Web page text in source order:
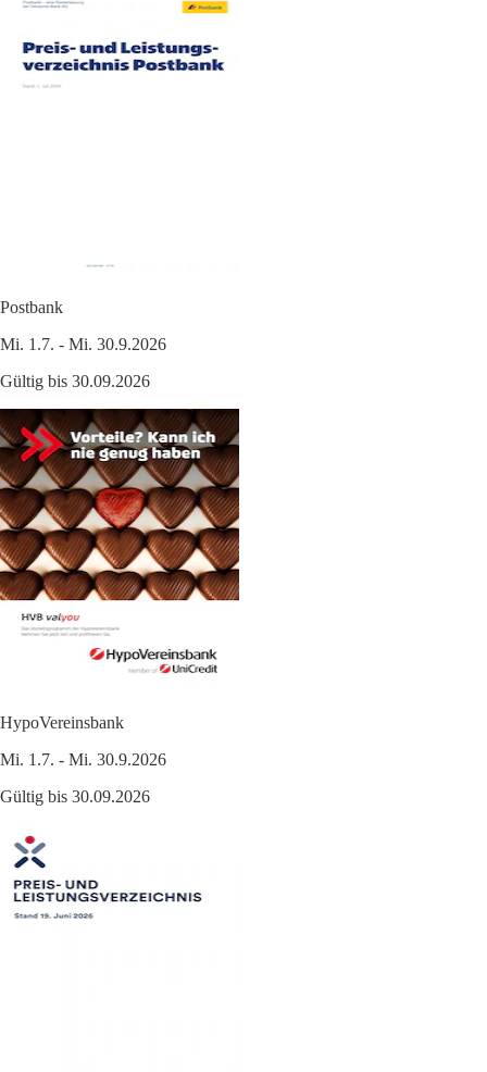
Postbank
Mi. 1.7. - Mi. 30.9.2026
Gültig bis 30.09.2026
HypoVereinsbank
Mi. 1.7. - Mi. 30.9.2026
Gültig bis 30.09.2026